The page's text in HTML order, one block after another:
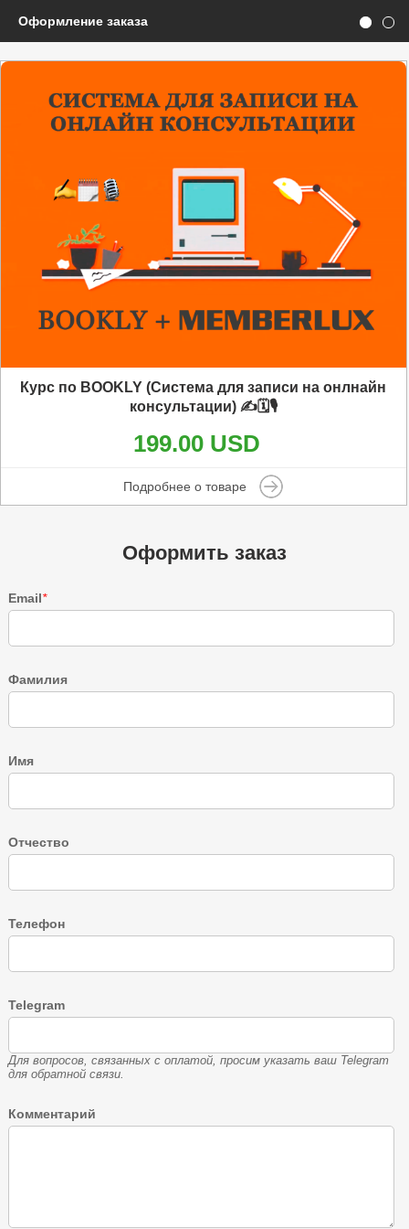
Оформление заказа
Оформить заказ
Email*
Фамилия
Имя
Отчество
Телефон
Telegram
Для вопросов, связанных с оплатой, просим указать ваш Telegram
для обратной связи.
Комментарий
Курс по BOOKLY (Система для записи на онлнайн
консультации) ✍️🗓️🎙️
199.00 USD
Подробнее о товаре